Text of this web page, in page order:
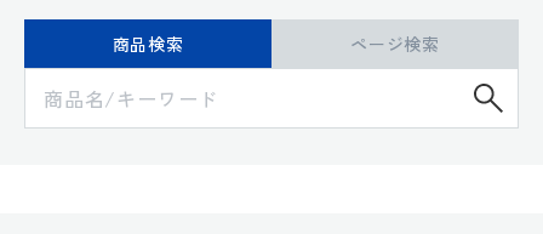
商品検索 ページ検索